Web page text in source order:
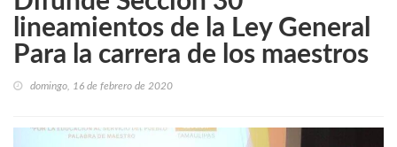
lineamientos de la Ley General
Para la carrera de los maestros
domingo, 16 de febrero de 2020